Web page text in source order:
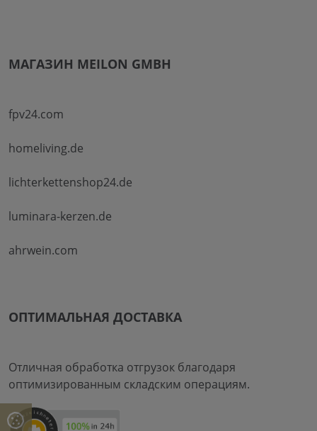
МАГАЗИН MEILON GMBH
fpv24.com
homeliving.de
lichterkettenshop24.de
luminara-kerzen.de
ahrwein.com
ОПТИМАЛЬНАЯ ДОСТАВКА
Отличная обработка отгрузок благодаря
оптимизированным складским операциям.